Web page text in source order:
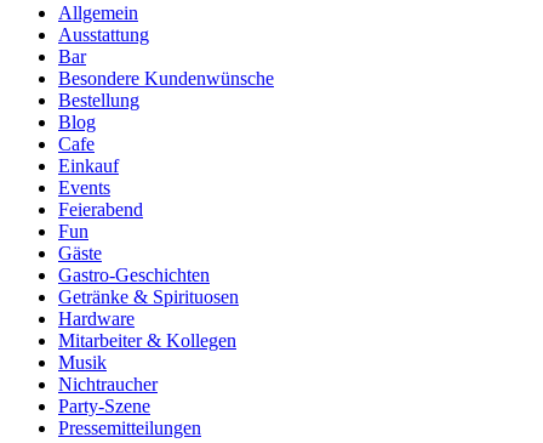
Allgemein
Ausstattung
Bar
Besondere Kundenwünsche
Bestellung
Blog
Cafe
Einkauf
Events
Feierabend
Fun
Gäste
Gastro-Geschichten
Getränke & Spirituosen
Hardware
Mitarbeiter & Kollegen
Musik
Nichtraucher
Party-Szene
Pressemitteilungen